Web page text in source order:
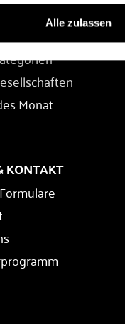
Alle zulassen
Monat
KONTAKT